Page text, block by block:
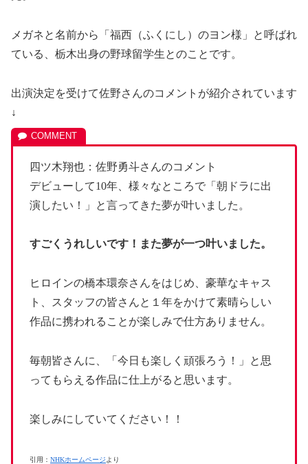
メガネと名前から
「福西（ふくにし）のヨン様」と呼ばれ
ている、栃木出身の野球留学生とのことです。
出演決定を受けて佐野さんのコメントが紹介されています
↓
四ツ木翔也：佐野勇斗さんのコメント
デビューして10年、様々なところで「朝ドラに出
演したい！」と言ってきた夢が叶いました。
すごくうれしいです！また夢が一つ叶いました。
ヒロインの橋本環奈さんをはじめ、豪華なキャス
ト、スタッフの皆さんと１年をかけて素晴らしい
作品に携われることが楽しみで仕方ありません。
毎朝皆さんに、「今日も楽しく頑張ろう！」と思
ってもらえる作品に仕上がると思います。
楽しみにしていてください！！
引用： NHKホームページ より